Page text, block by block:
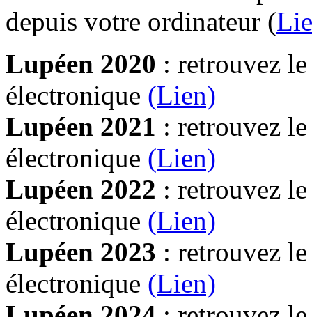
depuis votre ordinateur (
Lupéen 2020 : retrouvez
électronique (Lien)
Lupéen 2021 : retrouvez
électronique (Lien)
Lupéen 2022 : retrouvez
électronique (Lien)
Lupéen 2023 : retrouvez
électronique (Lien)